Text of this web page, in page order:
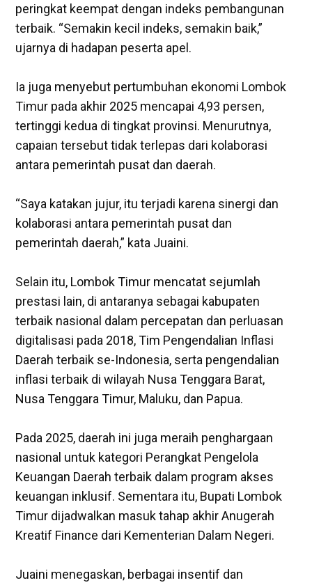
peringkat keempat dengan indeks pembangunan
terbaik. “Semakin kecil indeks, semakin baik,”
ujarnya di hadapan peserta apel.
‎Ia juga menyebut pertumbuhan ekonomi Lombok
Timur pada akhir 2025 mencapai 4,93 persen,
tertinggi kedua di tingkat provinsi. Menurutnya,
capaian tersebut tidak terlepas dari kolaborasi
antara pemerintah pusat dan daerah.
‎“Saya katakan jujur, itu terjadi karena sinergi dan
kolaborasi antara pemerintah pusat dan
pemerintah daerah,” kata Juaini.
‎Selain itu, Lombok Timur mencatat sejumlah
prestasi lain, di antaranya sebagai kabupaten
terbaik nasional dalam percepatan dan perluasan
digitalisasi pada 2018, Tim Pengendalian Inflasi
Daerah terbaik se-Indonesia, serta pengendalian
inflasi terbaik di wilayah Nusa Tenggara Barat,
Nusa Tenggara Timur, Maluku, dan Papua.
‎Pada 2025, daerah ini juga meraih penghargaan
nasional untuk kategori Perangkat Pengelola
Keuangan Daerah terbaik dalam program akses
keuangan inklusif. Sementara itu, Bupati Lombok
Timur dijadwalkan masuk tahap akhir Anugerah
Kreatif Finance dari Kementerian Dalam Negeri.
‎Juaini menegaskan, berbagai insentif dan